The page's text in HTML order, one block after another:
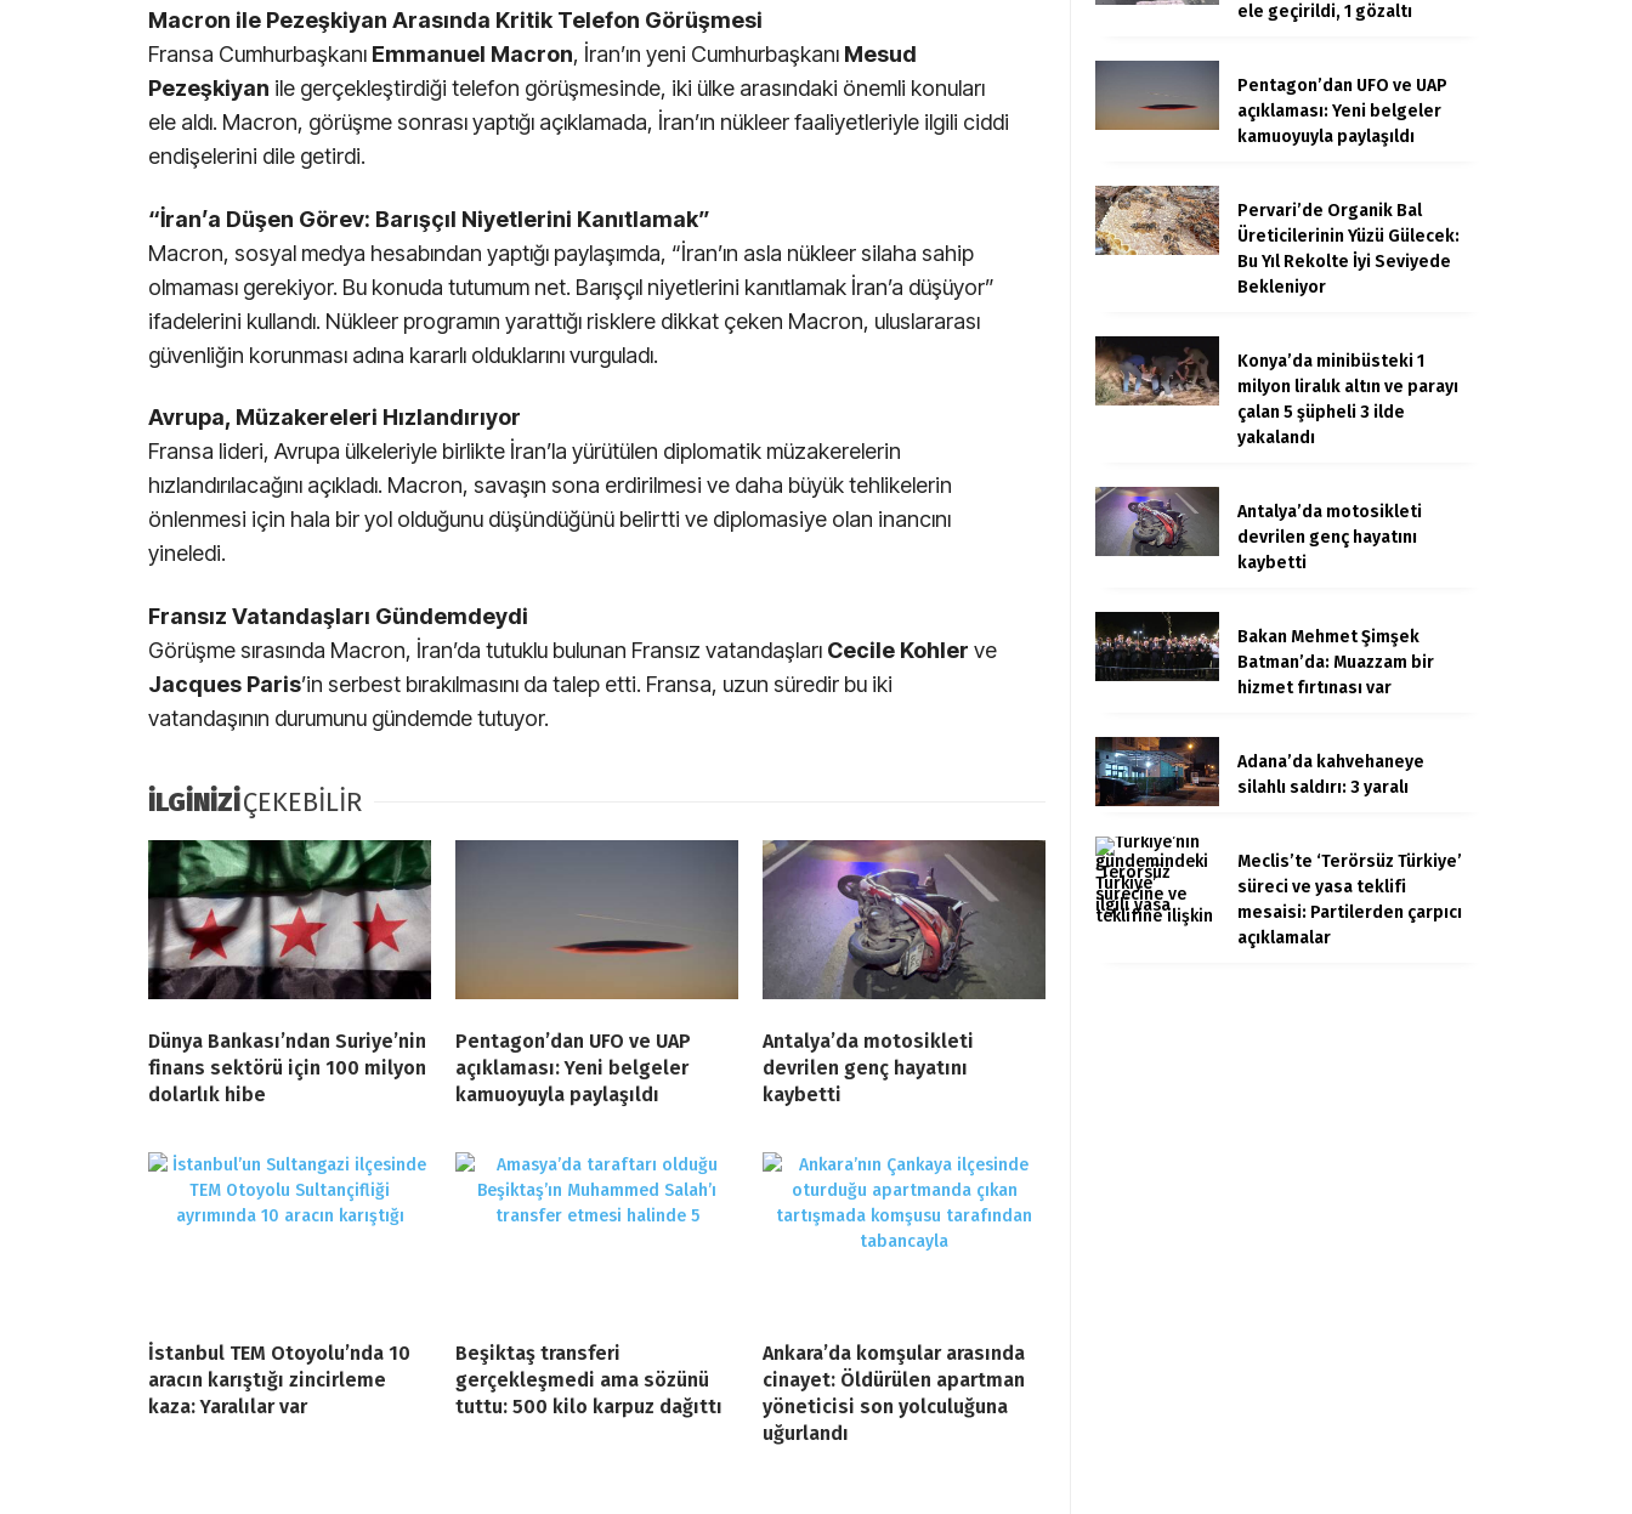
Macron ile Pezeşkiyan Arasında Kritik Telefon Görüşmesi
Fransa Cumhurbaşkanı Emmanuel Macron, İran’ın yeni Cumhurbaşkanı Mesud
Pezeşkiyan ile gerçekleştirdiği telefon görüşmesinde, iki ülke arasındaki önemli konuları
ele aldı. Macron, görüşme sonrası yaptığı açıklamada, İran’ın nükleer faaliyetleriyle ilgili ciddi
endişelerini dile getirdi.
“İran’a Düşen Görev: Barışçıl Niyetlerini Kanıtlamak”
Macron, sosyal medya hesabından yaptığı paylaşımda, “İran’ın asla nükleer silaha sahip
olmaması gerekiyor. Bu konuda tutumum net. Barışçıl niyetlerini kanıtlamak İran’a düşüyor”
ifadelerini kullandı. Nükleer programın yarattığı risklere dikkat çeken Macron, uluslararası
güvenliğin korunması adına kararlı olduklarını vurguladı.
Avrupa, Müzakereleri Hızlandırıyor
Fransa lideri, Avrupa ülkeleriyle birlikte İran’la yürütülen diplomatik müzakerelerin
hızlandırılacağını açıkladı. Macron, savaşın sona erdirilmesi ve daha büyük tehlikelerin
önlenmesi için hala bir yol olduğunu düşündüğünü belirtti ve diplomasiye olan inancını
yineledi.
Fransız Vatandaşları Gündemdeydi
Görüşme sırasında Macron, İran’da tutuklu bulunan Fransız vatandaşları Cecile Kohler ve
Jacques Paris’in serbest bırakılmasını da talep etti. Fransa, uzun süredir bu iki
vatandaşının durumunu gündemde tutuyor.
İLGİNİZİÇEKEBİLİR
Dünya Bankası’ndan Suriye’nin
finans sektörü için 100 milyon
dolarlık hibe
Pentagon’dan UFO ve UAP
açıklaması: Yeni belgeler
kamuoyuyla paylaşıldı
Antalya’da motosikleti
devrilen genç hayatını
kaybetti
İstanbul TEM Otoyolu’nda 10
aracın karıştığı zincirleme
kaza: Yaralılar var
Beşiktaş transferi
gerçekleşmedi ama sözünü
tuttu: 500 kilo karpuz dağıttı
Ankara’da komşular arasında
cinayet: Öldürülen apartman
yöneticisi son yolculuğuna
uğurlandı
ele geçirildi, 1 gözaltı
Pentagon’dan UFO ve UAP
açıklaması: Yeni belgeler
kamuoyuyla paylaşıldı
Pervari’de Organik Bal
Üreticilerinin Yüzü Gülecek:
Bu Yıl Rekolte İyi Seviyede
Bekleniyor
Konya’da minibüsteki 1
milyon liralık altın ve parayı
çalan 5 şüpheli 3 ilde
yakalandı
Antalya’da motosikleti
devrilen genç hayatını
kaybetti
Bakan Mehmet Şimşek
Batman’da: Muazzam bir
hizmet fırtınası var
Adana’da kahvehaneye
silahlı saldırı: 3 yaralı
Meclis’te ‘Terörsüz Türkiye’
süreci ve yasa teklifi
mesaisi: Partilerden çarpıcı
açıklamalar